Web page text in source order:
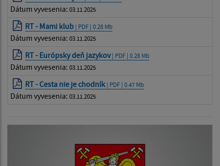
Dátum vyvesenia: 03.11.2025
RT - Mami klub | PDF | 0.28 Mb
Dátum vyvesenia: 03.11.2025
RT - Európsky deň jazykov| PDF | 0.28 Mb
Dátum vyvesenia: 03.11.2025
RT - Cesta nie je chodník| PDF | 0.47 Mb
Dátum vyvesenia: 03.11.2025